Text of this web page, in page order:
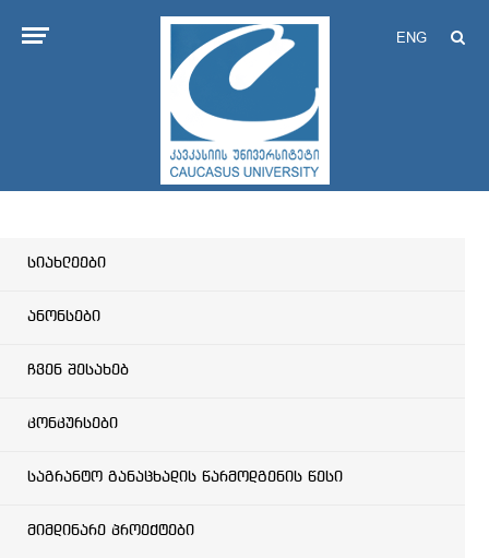
ENG
სიახლეები
ანონსები
ჩვენ შესახებ
კონკურსები
საგრანტო განაცხადის წარმოდგენის წესი
მიმდინარე პროექტები